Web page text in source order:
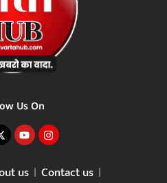
Us On
us
Contact us